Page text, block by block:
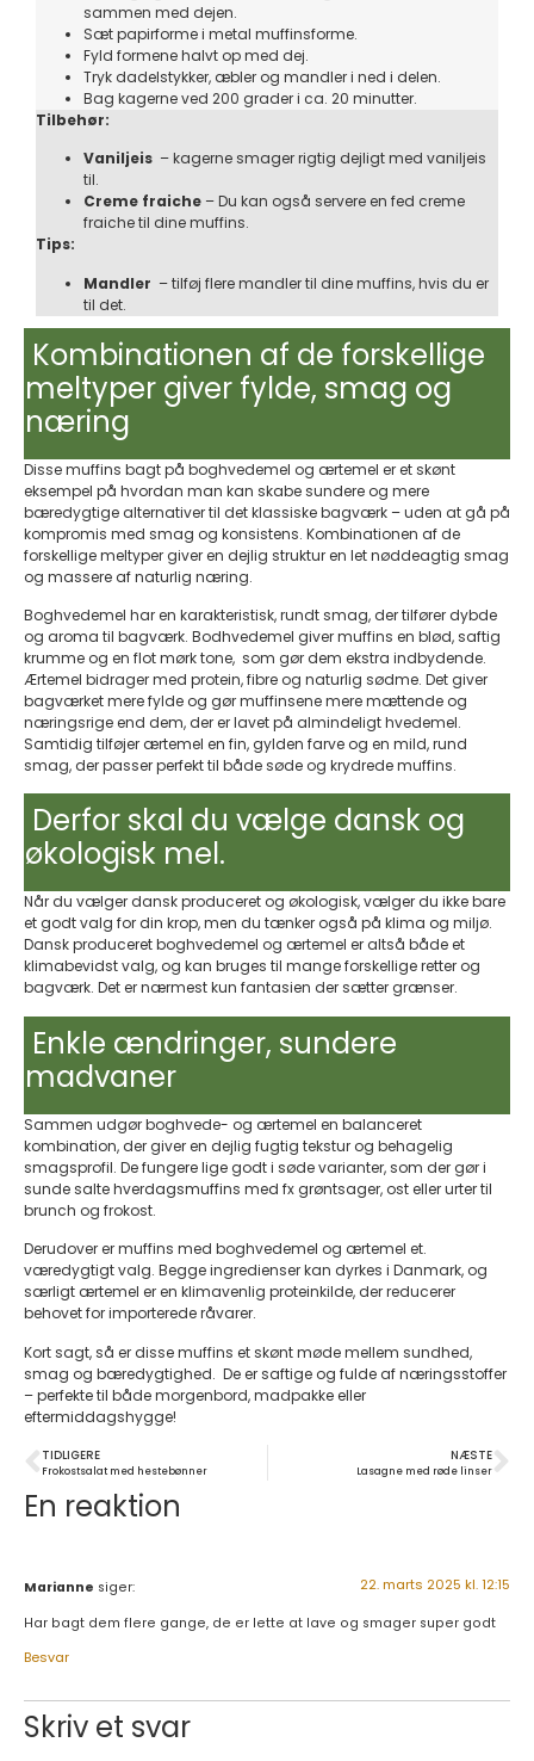
sammen med dejen.
Sæt papirforme i metal muffinsforme.
Fyld formene halvt op med dej.
Tryk dadelstykker, æbler og mandler i ned i delen.
Bag kagerne ved 200 grader i ca. 20 minutter.
Tilbehør:
Vaniljeis – kagerne smager rigtig dejligt med vaniljeis
til.
Creme fraiche – Du kan også servere en fed creme
fraiche til dine muffins.
Tips:
Mandler – tilføj flere mandler til dine muffins, hvis du er
til det.
Kombinationen af de forskellige
meltyper giver fylde, smag og
næring
Disse muffins bagt på boghvedemel og ærtemel er et skønt
eksempel på hvordan man kan skabe sundere og mere
bæredygtige alternativer til det klassiske bagværk – uden at gå på
kompromis med smag og konsistens. Kombinationen af de
forskellige meltyper giver en dejlig struktur en let nøddeagtig smag
og massere af naturlig næring.
Boghvedemel har en karakteristisk, rundt smag, der tilfører dybde
og aroma til bagværk. Bodhvedemel giver muffins en blød, saftig
krumme og en flot mørk tone, som gør dem ekstra indbydende.
Ærtemel bidrager med protein, fibre og naturlig sødme. Det giver
bagværket mere fylde og gør muffinsene mere mættende og
næringsrige end dem, der er lavet på almindeligt hvedemel.
Samtidig tilføjer ærtemel en fin, gylden farve og en mild, rund
smag, der passer perfekt til både søde og krydrede muffins.
Derfor skal du vælge dansk og
økologisk mel.
Når du vælger dansk produceret og økologisk, vælger du ikke bare
et godt valg for din krop, men du tænker også på klima og miljø.
Dansk produceret boghvedemel og ærtemel er altså både et
klimabevidst valg, og kan bruges til mange forskellige retter og
bagværk. Det er nærmest kun fantasien der sætter grænser.
Enkle ændringer, sundere
madvaner
Sammen udgør boghvede- og ærtemel en balanceret
kombination, der giver en dejlig fugtig tekstur og behagelig
smagsprofil. De fungere lige godt i søde varianter, som der gør i
sunde salte hverdagsmuffins med fx grøntsager, ost eller urter til
brunch og frokost.
Derudover er muffins med boghvedemel og ærtemel et.
væredygtigt valg. Begge ingredienser kan dyrkes i Danmark, og
særligt ærtemel er en klimavenlig proteinkilde, der reducerer
behovet for importerede råvarer.
Kort sagt, så er disse muffins et skønt møde mellem sundhed,
smag og bæredygtighed. De er saftige og fulde af næringsstoffer
– perfekte til både morgenbord, madpakke eller
eftermiddagshygge!
TIDLIGERE
Frokostsalat med hestebønner
NÆSTE
Lasagne med røde linser
En reaktion
Marianne siger: 22. marts 2025 kl. 12:15
Har bagt dem flere gange, de er lette at lave og smager super godt
Besvar
Skriv et svar